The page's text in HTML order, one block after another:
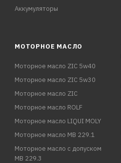
Аккумуляторы
МОТОРНОЕ МАСЛО
Моторное масло ZIC 5w40
Моторное масло ZIC 5w30
Моторное масло ZIC
Моторное масло ROLF
Моторное масло LIQUI MOLY
Моторное масло MB 229.1
Моторное масло с допуском
MB 229.3